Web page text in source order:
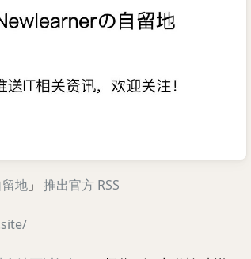
地 」 推出官方 RSS